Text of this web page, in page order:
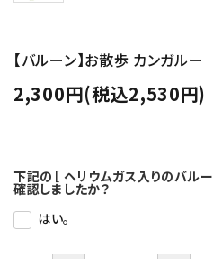
【バルーン】お散歩 カンガルー
2,300円(税込2,530円)
下記の［ ヘリウムガス入りのバル
確認しましたか？
はい。